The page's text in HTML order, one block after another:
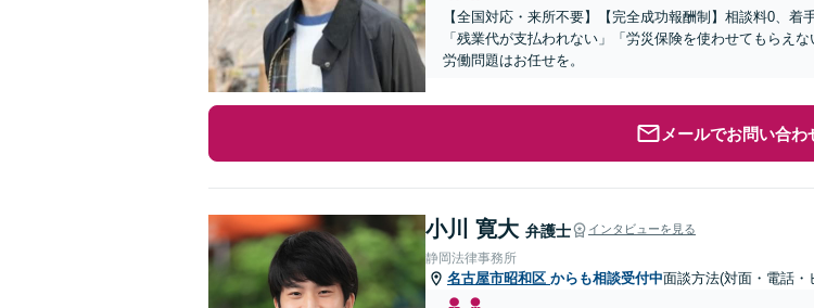
【全国対応・来所不要】【完全成功報酬制】相談料0、
「残業代が支払われない」「労災保険を使わせてもらえ
労働問題はお任せを。
メールでお問い合わ
小川 寛大 弁護士 インタビューを見る
静岡法律事務所
名古屋市昭和区 からも相談受付中面談方法(対面・電話・